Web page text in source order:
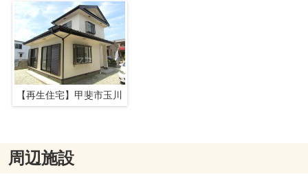
【再生住宅】甲斐市玉川
周辺施設